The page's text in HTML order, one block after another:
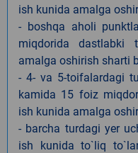
ish kunida amalga
- boshqa aholi
miqdorida dastlabki
amalga oshirish sharti
- 4- va 5-toifalardagi
kamida 15 foiz
ish kunida amalga
- barcha turdagi yer
ish kunida to`liq